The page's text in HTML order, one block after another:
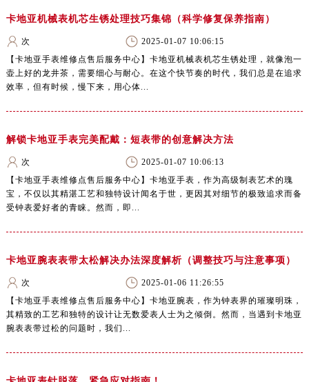
卡地亚机械表机芯生锈处理技巧集锦（科学修复保养指南）
次
2025-01-07 10:06:15
【卡地亚手表维修点售后服务中心】卡地亚机械表机芯生锈处理，就像泡一
壶上好的龙井茶，需要细心与耐心。在这个快节奏的时代，我们总是在追求
效率，但有时候，慢下来，用心体...
解锁卡地亚手表完美配戴：短表带的创意解决方法
次
2025-01-07 10:06:13
【卡地亚手表维修点售后服务中心】卡地亚手表，作为高级制表艺术的瑰
宝，不仅以其精湛工艺和独特设计闻名于世，更因其对细节的极致追求而备
受钟表爱好者的青睐。然而，即...
卡地亚腕表表带太松解决办法深度解析（调整技巧与注意事项）
次
2025-01-06 11:26:55
【卡地亚手表维修点售后服务中心】卡地亚腕表，作为钟表界的璀璨明珠，
其精致的工艺和独特的设计让无数爱表人士为之倾倒。然而，当遇到卡地亚
腕表表带过松的问题时，我们...